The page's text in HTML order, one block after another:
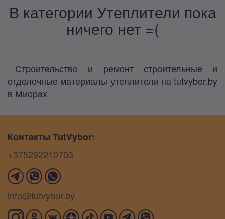
В категории Утеплители пока
ничего нет =(
Строительство и ремонт строительные и
отделочные материалы утеплители на tutvybor.by
в Миорах
Контакты TutVybor:
+375292210703
info@tutvybor.by